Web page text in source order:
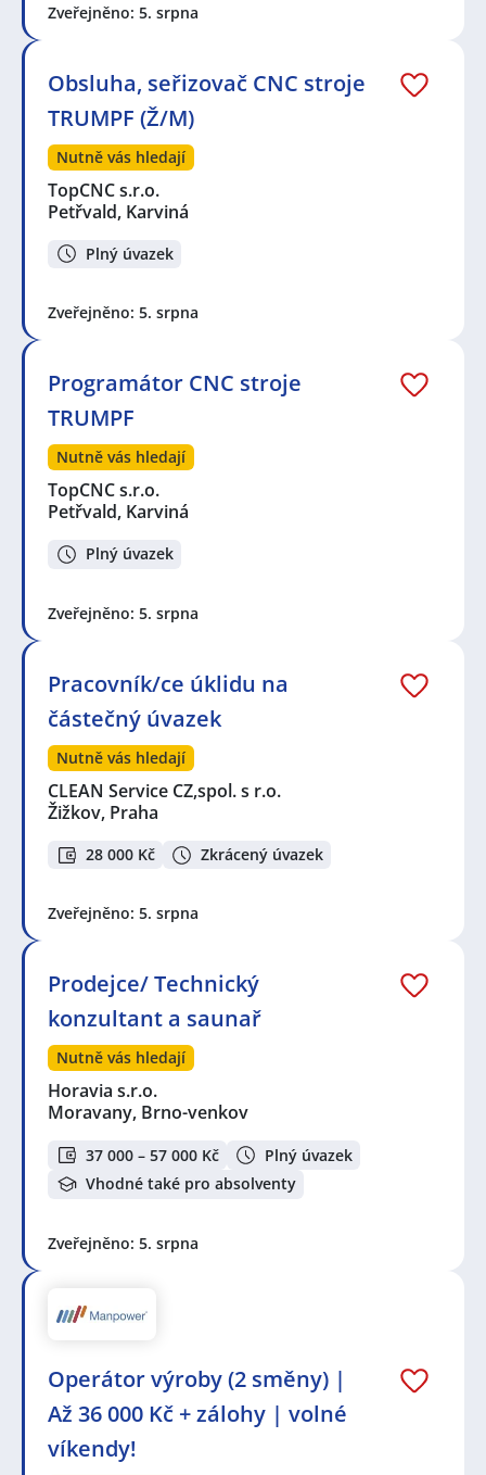
Zveřejněno: 5. srpna
Obsluha, seřizovač CNC stroje
TRUMPF (Ž/M)
Nutně vás hledají
TopCNC s.r.o.
Petřvald, Karviná
Plný úvazek
Zveřejněno: 5. srpna
Programátor CNC stroje
TRUMPF
Nutně vás hledají
TopCNC s.r.o.
Petřvald, Karviná
Plný úvazek
Zveřejněno: 5. srpna
Pracovník/ce úklidu na
částečný úvazek
Nutně vás hledají
CLEAN Service CZ,spol. s r.o.
Žižkov, Praha
28 000 Kč Zkrácený úvazek
Zveřejněno: 5. srpna
Prodejce/ Technický
konzultant a saunař
Nutně vás hledají
Horavia s.r.o.
Moravany, Brno-venkov
37 000 – 57 000 Kč
Plný úvazek
Vhodné také pro absolventy
Zveřejněno: 5. srpna
Operátor výroby (2 směny) |
Až 36 000 Kč + zálohy | volné
víkendy!